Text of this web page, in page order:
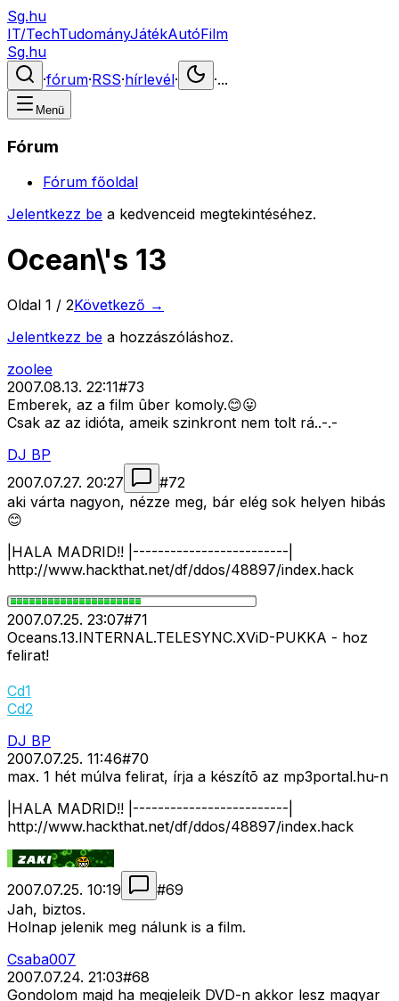
Sg.hu
IT/TechTudományJátékAutóFilm
Sg.hu
·fórum·RSS·hírlevél· ·...
Menü
Fórum
Fórum főoldal
Jelentkezz be a kedvenceid megtekintéséhez.
Ocean\'s 13
Oldal 1 / 2Következő →
Jelentkezz be a hozzászóláshoz.
zoolee
2007.08.13. 22:11#73
Emberek, az a film ûber komoly.😊😛
Csak az az idióta, ameik szinkront nem tolt rá..-.-
DJ BP
2007.07.27. 20:27
#72
aki várta nagyon, nézze meg, bár elég sok helyen hibás
😊
|HALA MADRID!! |-------------------------|
http://www.hackthat.net/df/ddos/48897/index.hack
2007.07.25. 23:07#71
Oceans.13.INTERNAL.TELESYNC.XViD-PUKKA - hoz
felirat!
Cd1
Cd2
DJ BP
2007.07.25. 11:46#70
max. 1 hét múlva felirat, írja a készítõ az mp3portal.hu-n
|HALA MADRID!! |-------------------------|
http://www.hackthat.net/df/ddos/48897/index.hack
2007.07.25. 10:19 #69
Jah, biztos.
Holnap jelenik meg nálunk is a film.
Csaba007
2007.07.24. 21:03#68
Gondolom majd ha megjeleik DVD-n akkor lesz magyar